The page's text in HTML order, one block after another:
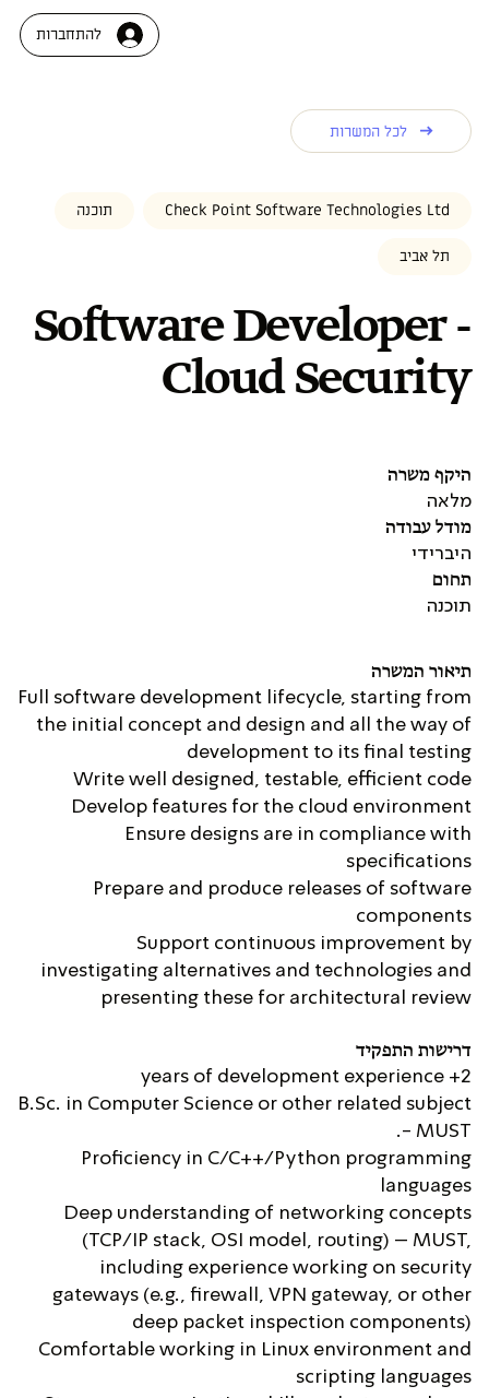
להתחברות
תיאור המשרה
Full software development lifecycle, starting from
the initial concept and design and all the way of
development to its final testing
Write well designed, testable, efficient code
Develop features for the cloud environment
Ensure designs are in compliance with
specifications
Prepare and produce releases of software
components
Support continuous improvement by
investigating alternatives and technologies and
presenting these for architectural review
דרישות התפקיד
2+ years of development experience
B.Sc. in Computer Science or other related subject
- MUST.
Proficiency in C/C++/Python programming
languages
Deep understanding of networking concepts
(TCP/IP stack, OSI model, routing) – MUST,
including experience working on security
gateways (e.g., firewall, VPN gateway, or other
deep packet inspection components)
Comfortable working in Linux environment and
scripting languages
לכל המשרות
Software Developer -
Cloud Security
Check Point Software Technologies Ltd תוכנה
תל אביב
היקף משרה
מלאה
מודל עבודה
היברידי
תחום
תוכנה